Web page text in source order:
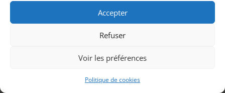
Accepter
Refuser
Voir les préférences
Politique de cookies